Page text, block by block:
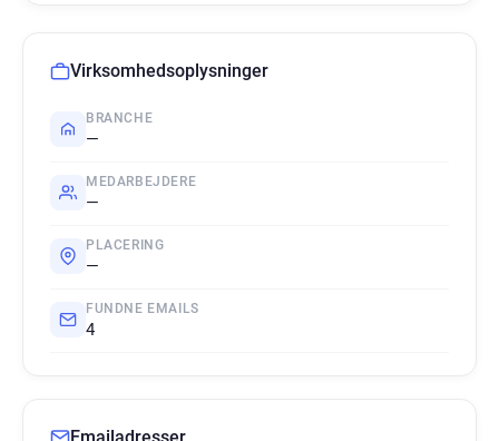
Virksomhedsoplysninger
BRANCHE
—
MEDARBEJDERE
—
PLACERING
—
FUNDNE EMAILS
4